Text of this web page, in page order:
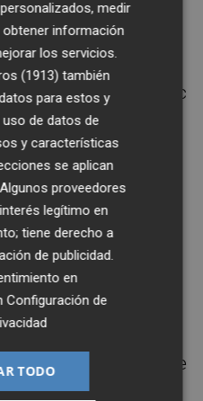
más allá.
si
ya el Conselll Jurídic
instando a
de las
Erasmus+, “o en
criterio”.
las partes
es el impacto
Que
contrasta con el
haber habido entre
Ambas partes
medir
información
los servicios.
(1913) también
para estos y
de datos de
y características
se aplican
proveedores
legítimo en
tiene derecho a
de publicidad.
en
Configuración de
TODO